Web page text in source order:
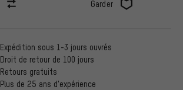
Garder
Expédition sous 1-3 jours ouvrés
Droit de retour de 100 jours
Retours gratuits
Plus de 25 ans d'expérience